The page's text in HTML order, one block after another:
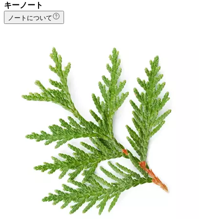
キーノート
ノートについて